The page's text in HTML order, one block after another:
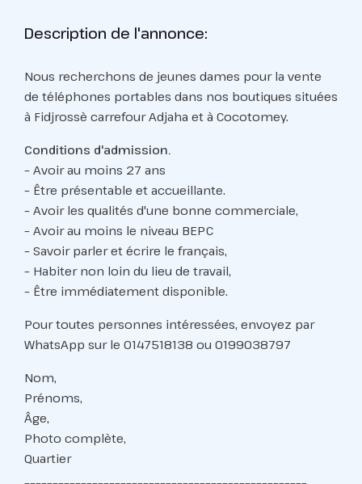
Description de l'annonce:
Nous recherchons de jeunes dames pour la vente
de téléphones portables dans nos boutiques situées
à Fidjrossè carrefour Adjaha et à Cocotomey.
Conditions d'admission.
– Avoir au moins 27 ans
– Être présentable et accueillante.
– Avoir les qualités d'une bonne commerciale,
– Avoir au moins le niveau BEPC
– Savoir parler et écrire le français,
– Habiter non loin du lieu de travail,
– Être immédiatement disponible.
Pour toutes personnes intéressées, envoyez par
WhatsApp sur le 0147518138 ou 0199038797
Nom,
Prénoms,
Âge,
Photo complète,
Quartier